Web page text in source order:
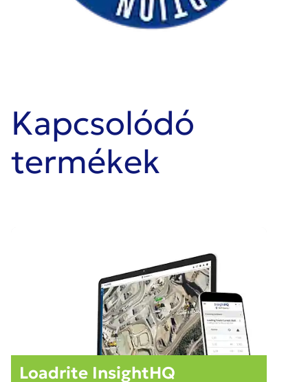
Kapcsolódó
termékek
Loadrite InsightHQ